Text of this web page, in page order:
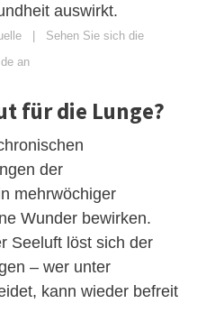
auswirkt.
| Sehen Sie sich die
an
für die Lunge?
der
mehrwöchiger
Wunder bewirken.
Seeluft löst sich der
– wer unter
kann wieder befreit